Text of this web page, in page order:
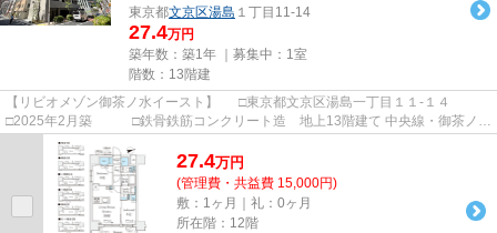
東京都文京区湯島 １丁目11-14
27.4万円
築年数：築1年 ｜募集中： 1室
階数：13階建
【リビオメゾン御茶ノ水イースト】 □東京都文京区湯島一丁目１１-１４
□2025年2月築 □鉄骨鉄筋コンクリート造 地上13階建て 中央線・御茶ノ水
駅から徒歩５分の立地に建つ賃...
27.4万円
(管理費・共益費 15,000円)
敷：1ヶ月｜礼：0ヶ月
所在階：12階